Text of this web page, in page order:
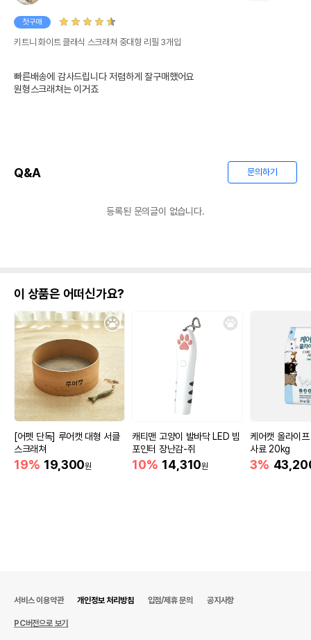
제조국 또는 원산지
제조자,수입품의 경우
키트니
AS책임자와 전화번호
또는 소비자상담 관련
첫구매
키트니 화이트 클래식 스크래쳐 중대형 리필 3개입
빠른배송에 감사드립니다 저렴하게 잘구매했어요
원형스크래쳐는 이거죠
Q&A 문의하기
등록된 문의글이 없습니다.
이 상품은 어떠신가요?
[어펫 단독] 루어캣 대형 서클
스크래쳐
19% 19,300원
캐티맨 고양이 발바닥 LED 빔
포인터 장난감-쥐
10% 14,310원
케어캣 올라이
사료 20kg
3%
서비스 이용약관 개인정보 처리방침 입점/제휴 문의 공지사항
PC버전으로 보기